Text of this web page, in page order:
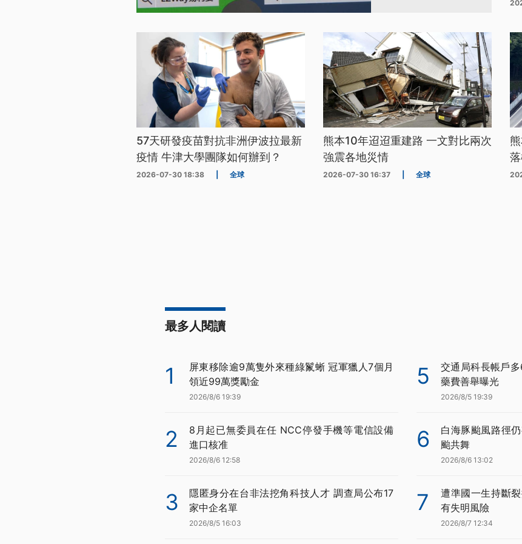
57天研發疫苗對抗非洲伊波拉最新
疫情 牛津大學團隊如何辦到？
2026-07-30 18:38 全球
熊本10年迢迢重建路 一文對比兩次
強震各地災情
2026-07-30 16:37 全球
最多人閱讀
1
屏東移除逾9萬隻外來種綠鬣蜥 冠軍獵人7個月
領近99萬獎勵金
2026/8/6 19:39
2
8月起已無委員在任 NCC停發手機等電信設備
進口核准
2026/8/6 12:58
3
隱匿身分在台非法挖角科技人才 調查局公布17
家中企名單
2026/8/5 16:03
5
交通局科長帳戶
藥費善舉曝光
2026/8/5 19:39
6
白海豚颱風路徑
颱共舞
2026/8/6 13:02
7
遭準國一生持斷
有失明風險
2026/8/7 12:34